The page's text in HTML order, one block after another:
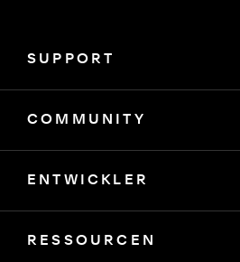
SUPPORT
COMMUNITY
ENTWICKLER
RESSOURCEN